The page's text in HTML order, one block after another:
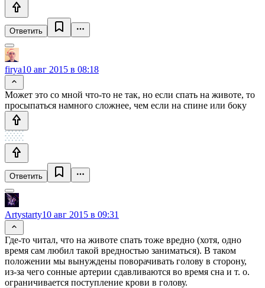
Ответить
firya10 авг 2015 в 08:18
Может это со мной что-то не так, но если спать на животе, то
просыпаться намного сложнее, чем если на спине или боку
Ответить
Artystarty10 авг 2015 в 09:31
Где-то читал, что на животе спать тоже вредно (хотя, одно
время сам любил такой вредностью заниматься). В таком
положении мы вынуждены поворачивать голову в сторону,
из-за чего сонные артерии сдавливаются во время сна и т. о.
ограничивается поступление крови в голову.